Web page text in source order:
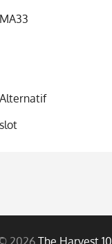
2026 The Harvest 10